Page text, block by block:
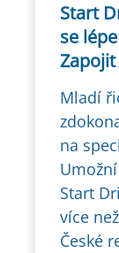
Start
se
Mladí
na
Start
více
České